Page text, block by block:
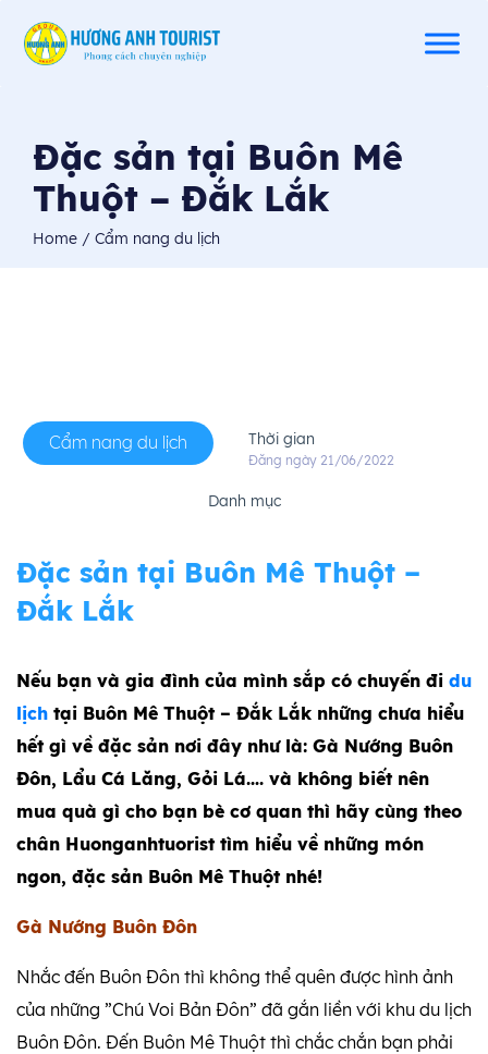
Đặc sản tại Buôn Mê
Thuột – Đắk Lắk
Home / Cẩm nang du lịch
Cẩm nang du lịch Thời gian
Đăng ngày 21/06/2022
Danh mục
Đặc sản tại Buôn Mê Thuột –
Đắk Lắk
Nếu bạn và gia đình của mình sắp có chuyến đi du
lịch tại Buôn Mê Thuột – Đắk Lắk những chưa hiểu
hết gì về đặc sản nơi đây như là: Gà Nướng Buôn
Đôn, Lẩu Cá Lăng, Gỏi Lá…. và không biết nên
mua quà gì cho bạn bè cơ quan thì hãy cùng theo
chân Huonganhtuorist tìm hiểu về những món
ngon, đặc sản Buôn Mê Thuột nhé!
Gà Nướng Buôn Đôn
Nhắc đến Buôn Đôn thì không thể quên được hình ảnh
của những ”Chú Voi Bản Đôn” đã gắn liền với khu du lịch
Buôn Đôn. Đến Buôn Mê Thuột thì chắc chắn bạn phải